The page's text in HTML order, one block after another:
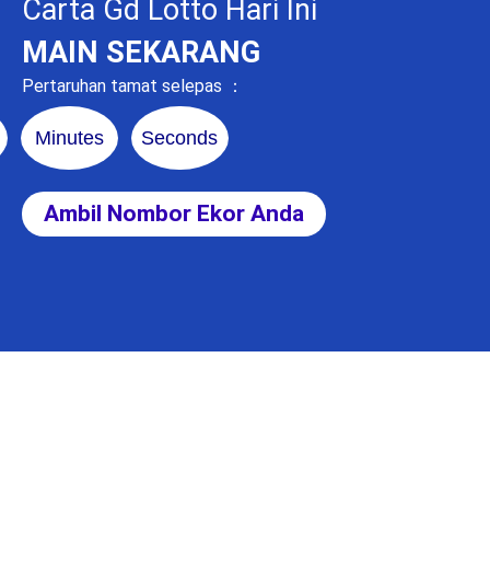
Carta Gd Lotto Hari Ini
MAIN SEKARANG
Pertaruhan tamat selepas ：
Minutes Seconds
Ambil Nombor Ekor Anda